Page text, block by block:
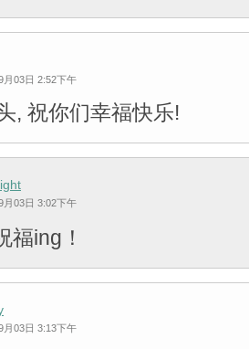
月03日 2:52下午
, 祝你们幸福快乐!
月03日 3:02下午
ing！
月03日 3:13下午